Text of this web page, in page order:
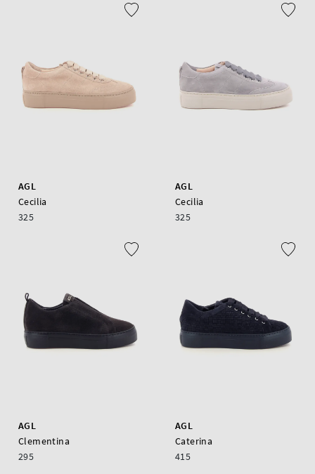
AGL
Cecilia
325
AGL
Cecilia
325
AGL
Clementina
295
AGL
Caterina
415